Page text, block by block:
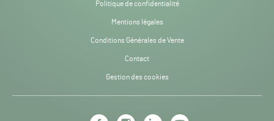
Politique de confidentialité
Mentions légales
Conditions Générales de Vente
Contact
Gestion des cookies